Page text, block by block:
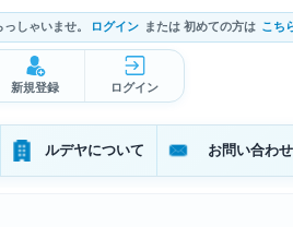
しゃいませ。 ログイン または 初めての方は こち
新規登録 ログイン
ルデヤについて お問い合わせ